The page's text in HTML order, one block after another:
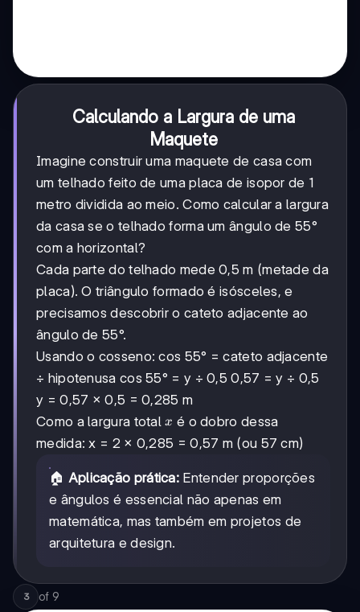
Calculando a Largura de uma
Maquete
Imagine construir uma maquete de casa com
um telhado feito de uma placa de isopor de 1
metro dividida ao meio. Como calcular a largura
da casa se o telhado forma um ângulo de 55°
com a horizontal?
Cada parte do telhado mede 0,5 m (metade da
placa). O triângulo formado é isósceles, e
precisamos descobrir o cateto adjacente ao
ângulo de 55°.
Usando o cosseno: cos 55° = cateto adjacente
÷ hipotenusa cos 55° = y ÷ 0,5 0,57 = y ÷ 0,5
y = 0,57 × 0,5 = 0,285 m
Como a largura totalx
x é o dobro dessa
medida: x = 2 × 0,285 = 0,57 m (ou 57 cm)
🏠 Aplicação prática: Entender proporções
e ângulos é essencial não apenas em
matemática, mas também em projetos de
arquitetura e design.
3 of 9